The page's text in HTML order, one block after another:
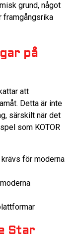
grund, något
framgångsrika
på
att
Detta är inte
särskilt när det
som KOTOR
för moderna
Star